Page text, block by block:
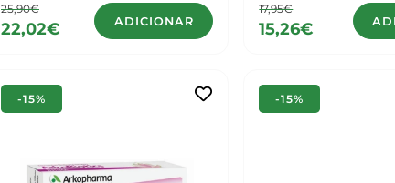
25,90€
22,02€ ADICIONAR
17,95€
15,26€
-15% -15%